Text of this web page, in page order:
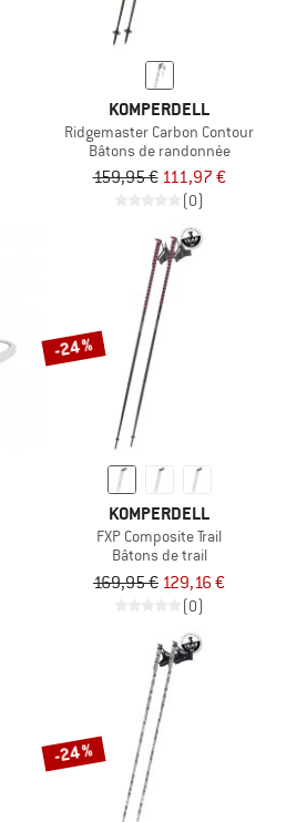
KOMPERDELL
Ridgemaster Carbon Contour
Bâtons de randonnée
159,95 € 111,97 €
(0)
-24 %
KOMPERDELL
FXP Composite Trail
Bâtons de trail
169,95 € 129,16 €
(0)
-24 %